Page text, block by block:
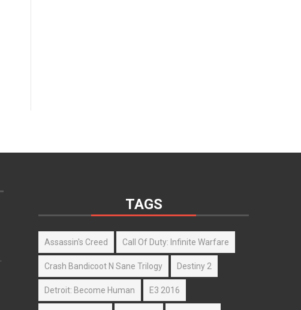
TAGS
Assassin's Creed Call Of Duty: Infinite Warfare
Crash Bandicoot N Sane Trilogy Destiny 2
Detroit: Become Human E3 2016